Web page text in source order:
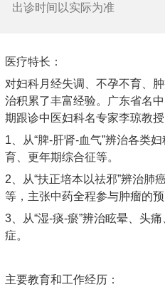
出诊时间以实际为准
医疗特长：
对妇科月经失调、不孕不育、
治积累了丰富经验。广东省名
期跟诊中医妇科名专家李琼教授
1、从“脾-肝肾-血气”辨治各类
育、更年期综合征等。
2、从“扶正培本以祛邪”辨治肺
等，主张中药全程参与肿瘤的
3、从“湿-痰-瘀”辨治眩晕、头
症。
主要教育和工作经历：